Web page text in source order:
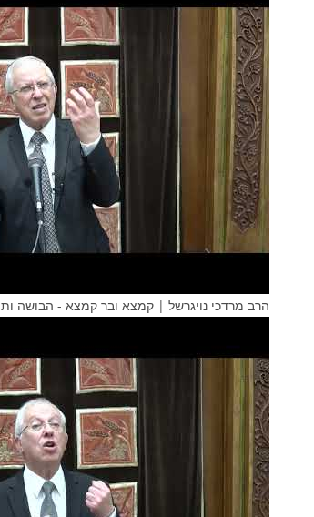
הרב מרדכי נויגרשל | קמצא ובר קמצא - הבושה